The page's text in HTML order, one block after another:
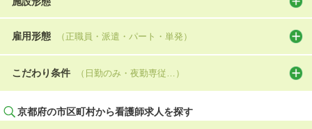
雇用形態 （正職員・派遣・パート・単発）
こだわり条件 （日勤のみ・夜勤専従…）
京都府の市区町村から看護師求人を探す